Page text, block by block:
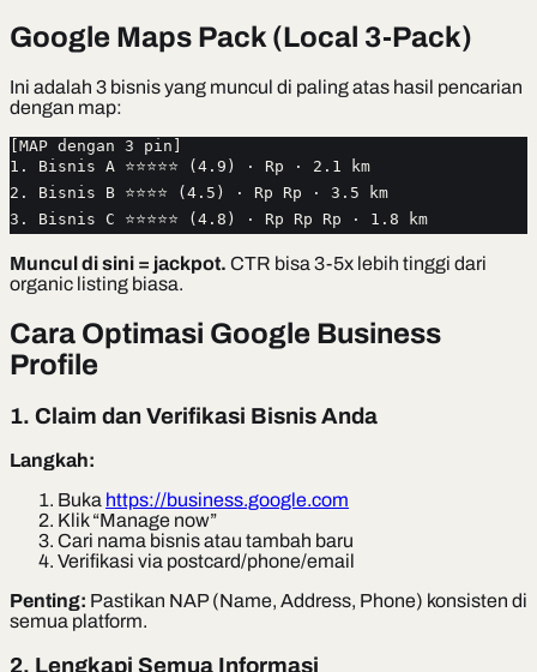
Google Maps Pack (Local 3-Pack)
Ini adalah 3 bisnis yang muncul di paling atas hasil pencarian
dengan map:
[MAP dengan 3 pin]
1. Bisnis A ⭐⭐⭐⭐⭐ (4.9) · Rp · 2.1 km
2. Bisnis B ⭐⭐⭐⭐ (4.5) · Rp Rp · 3.5 km
3. Bisnis C ⭐⭐⭐⭐⭐ (4.8) · Rp Rp Rp · 1.8 km
Muncul di sini = jackpot. CTR bisa 3-5x lebih tinggi dari
organic listing biasa.
Cara Optimasi Google Business
Profile
1. Claim dan Verifikasi Bisnis Anda
Langkah:
Buka https://business.google.com
Klik “Manage now”
Cari nama bisnis atau tambah baru
Verifikasi via postcard/phone/email
Penting: Pastikan NAP (Name, Address, Phone) konsisten di
semua platform.
2. Lengkapi Semua Informasi